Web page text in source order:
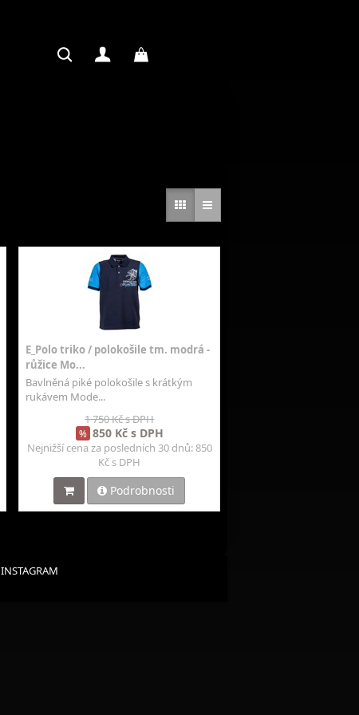
E_Polo triko / polokošile tm. modrá -
růžice Mo...
Bavlněná piké polokošile s krátkým
rukávem Mode...
1 750 Kč s DPH
% 850 Kč s DPH
Nejnižší cena za posledních 30 dnů: 850
Kč s DPH
Podrobnosti
INSTAGRAM